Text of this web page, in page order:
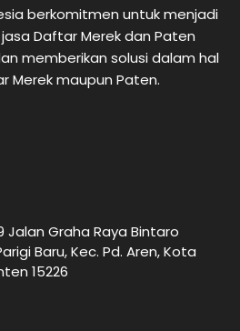
berkomitmen untuk menjadi
Daftar Merek dan Paten
memberikan solusi dalam hal
Merek maupun Paten.
Jalan Graha Raya Bintaro
Baru, Kec. Pd. Aren, Kota
15226